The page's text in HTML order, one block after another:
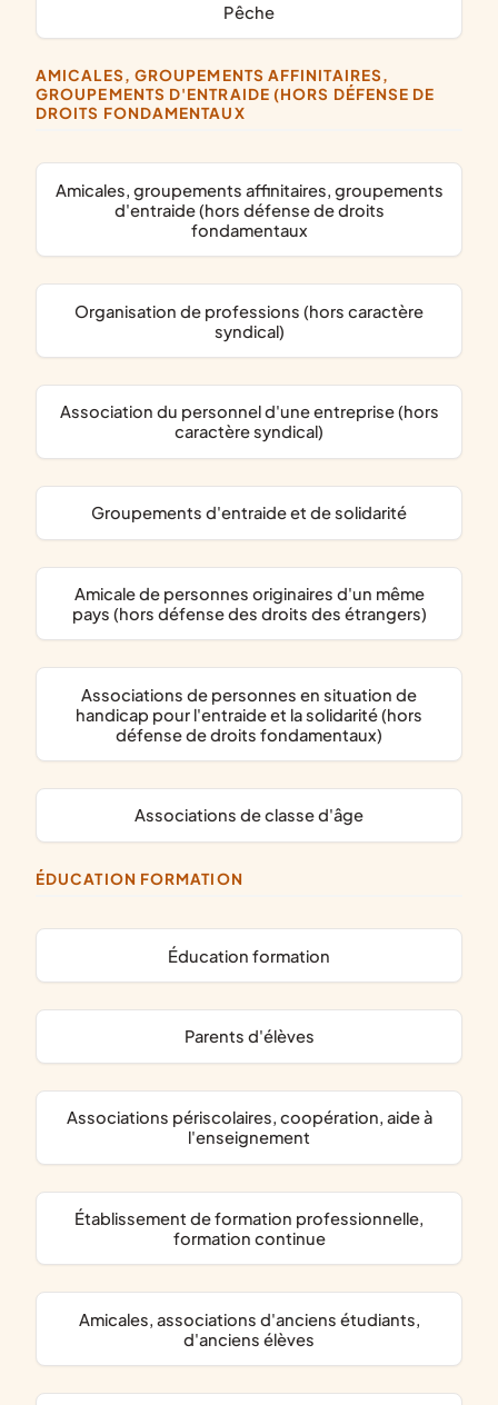
pêche
AMICALES, GROUPEMENTS AFFINITAIRES,
GROUPEMENTS D'ENTRAIDE (HORS DÉFENSE DE
DROITS FONDAMENTAUX
amicales, groupements affinitaires, groupements
d'entraide (hors défense de droits
fondamentaux
organisation de professions (hors caractère
syndical)
association du personnel d'une entreprise (hors
caractère syndical)
groupements d'entraide et de solidarité
amicale de personnes originaires d'un même
pays (hors défense des droits des étrangers)
associations de personnes en situation de
handicap pour l'entraide et la solidarité (hors
défense de droits fondamentaux)
associations de classe d'âge
ÉDUCATION FORMATION
éducation formation
parents d'élèves
associations périscolaires, coopération, aide à
l'enseignement
établissement de formation professionnelle,
formation continue
amicales, associations d'anciens étudiants,
d'anciens élèves